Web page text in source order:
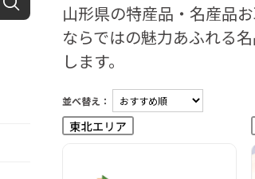
山形県の特産品・名産品
ならではの魅力あふれる
します。
並べ替え：